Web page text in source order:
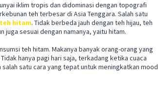
iklim tropis dan didominasi dengan topografi
teh terbesar di Asia Tenggara. Salah satu
teh hitam. Tidak berbeda jauh dengan teh hijau, teh
juga sesuai dengan namanya, yaitu hitam.
teh hitam. Makanya banyak orang-orang yang
hanya pagi hari saja, terkadang ketika cuaca
satu cara yang tepat untuk meningkatkan mood